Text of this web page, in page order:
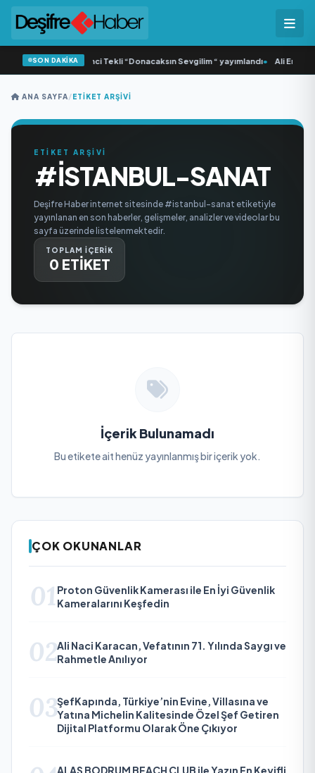
SON DAKİKA
Yonca Samlı ‘dan İkinci Tekli “Donacaksın Sevgilim “ yayımlandı• Ali Emre
ANA SAYFA/ETIKET ARŞIVI
ETİKET ARŞİVİ
#ISTANBUL-SANAT
Deşifre Haber internet sitesinde #istanbul-sanat etiketiyle
yayınlanan en son haberler, gelişmeler, analizler ve videolar bu
sayfa üzerinde listelenmektedir.
TOPLAM İÇERİK
0 ETİKET
İçerik Bulunamadı
Bu etikete ait henüz yayınlanmış bir içerik yok.
ÇOK OKUNANLAR
01 Proton Güvenlik Kamerası ile En İyi Güvenlik
Kameralarını Keşfedin
02Ali Naci Karacan, Vefatının 71. Yılında Saygı ve
Rahmetle Anılıyor
03ŞefKapında, Türkiye’nin Evine, Villasına ve
Yatına Michelin Kalitesinde Özel Şef Getiren
Dijital Platformu Olarak Öne Çıkıyor
ALAS BODRUM BEACH CLUB ile Yazın En Keyifli